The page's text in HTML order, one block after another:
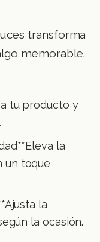
transforma
memorable.
tu producto y
la
un toque
la
la ocasión.